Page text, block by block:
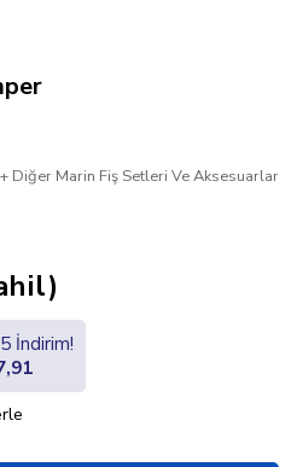
+ Diğer Marin Fiş Setleri Ve Aksesuarlar
İndirim!